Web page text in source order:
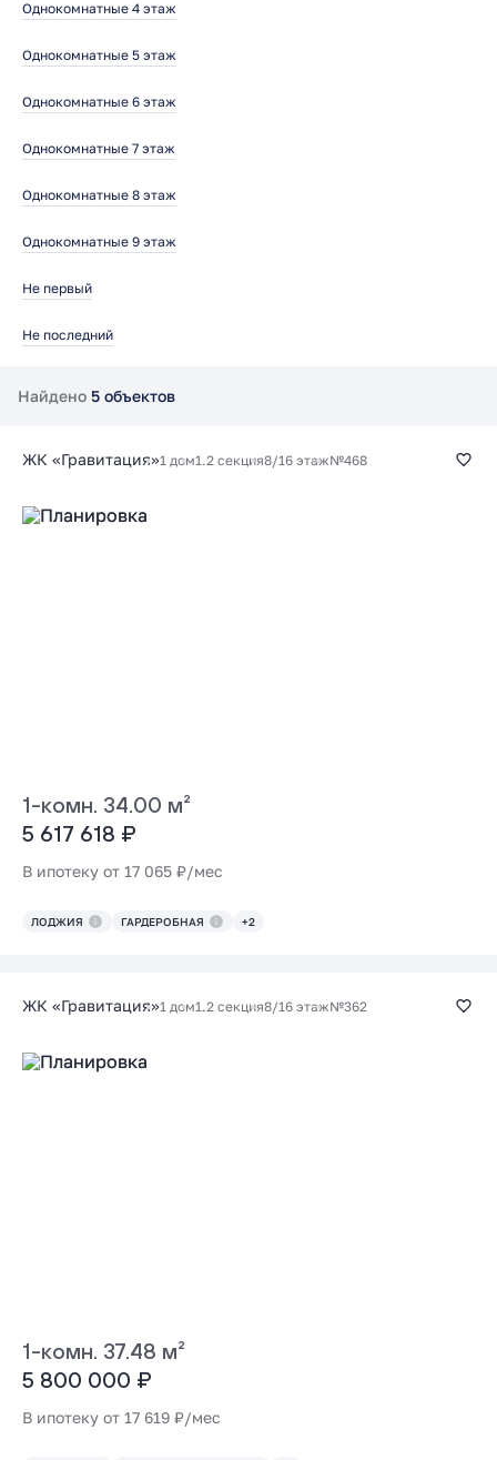
Однокомнатные 4 этаж
Однокомнатные 5 этаж
Однокомнатные 6 этаж
Однокомнатные 7 этаж
Однокомнатные 8 этаж
Однокомнатные 9 этаж
Не первый
Не последний
Найдено 5 объектов
ЖК «Гравитация»1 дом1.2 секция8/16 этаж№468
1-комн. 34.00 м²
5 617 618 ₽
В ипотеку от 17 065 ₽/мес
ЛОДЖИЯ ГАРДЕРОБНАЯ +2
ЖК «Гравитация»1 дом1.2 секция8/16 этаж№362
1-комн. 37.48 м²
5 800 000 ₽
В ипотеку от 17 619 ₽/мес